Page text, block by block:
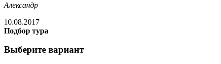
Александр
10.08.2017
Подбор тура
Выберите вариант